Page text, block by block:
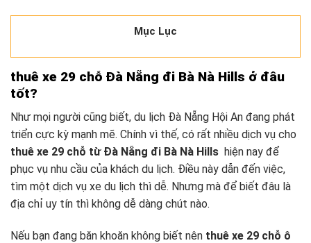
Mục Lục
thuê xe 29 chỗ Đà Nẵng đi Bà Nà Hills ở đâu
tốt?
Như mọi người cũng biết, du lịch Đà Nẵng Hội An đang phát
triển cực kỳ mạnh mẽ. Chính vì thế, có rất nhiều dịch vụ cho
thuê xe 29 chỗ từ Đà Nẵng đi Bà Nà Hills hiện nay để
phục vụ nhu cầu của khách du lịch. Điều này dẫn đến việc,
tìm một dịch vụ xe du lịch thì dễ. Nhưng mà để biết đâu là
địa chỉ uy tín thì không dễ dàng chút nào.
Nếu bạn đang băn khoăn không biết nên thuê xe 29 chỗ ô